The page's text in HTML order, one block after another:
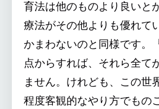
育法は他のものより良いと
療法がその他よりも優れて
かまわないのと同様です。
点からすれば、それら全て
ません。けれども、この世
程度客観的なやり方でもの